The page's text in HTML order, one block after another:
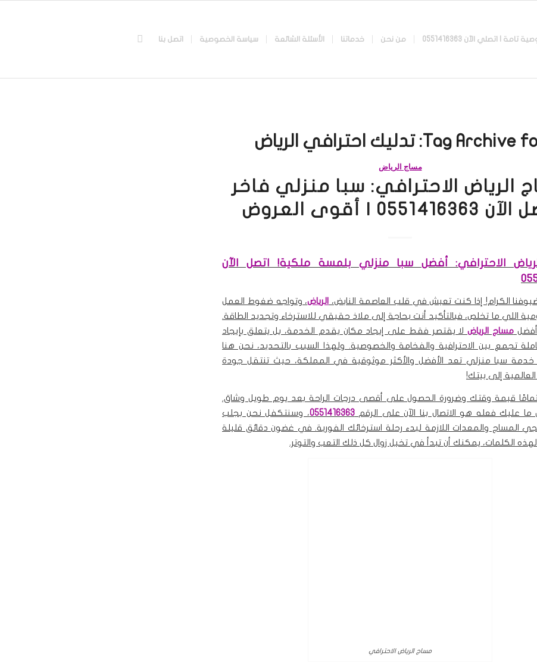
اتصلي الآن 0551416363 من نحن خدماتنا الأسئلة الشائعة سياسة الخصوصية اتصل بنا
Tag Archive تدليك احترافي الرياض
مساج الرياض
الرياض الاحترافي: سبا منزلي فاخر
0551416363 | أقوى العروض
الاحترافي: أفضل سبا منزلي بلمسة ملكية! اتصل الآن
الكرام! إذا كنت تعيش في قلب العاصمة النابض، الرياض، وتواجه ضغوط العمل
اللي ما تخلص، فبالتأكيد أنت بحاجة إلى ملاذ حقيقي للاسترخاء وتجديد الطاقة.
أفضلمساج الرياضلا يقتصر فقط على إيجاد مكان يقدم الخدمة، بل يتعلق بإيجاد
تجمع بين الاحترافية والفخامة والخصوصية. ولهذا السبب بالتحديد، نحن هنا
سبا منزلي تعد الأفضل والأكثر موثوقية في المملكة، حيث تنتقل جودة
إلى بيتك!
قيمة وقتك وضرورة الحصول على أقصى درجات الراحة بعد يوم طويل وشاق.
ما عليك فعله هو الاتصال بنا الآن على الرقم0551416363، وسنتكفل نحن بجلب
المساج والمعدات اللازمة لبدء رحلة استرخائك الفورية. في غضون دقائق قليلة
الكلمات، يمكنك أن تبدأ في تخيل زوال كل ذلك التعب والتوتر.
مساج الرياض الاحترافي